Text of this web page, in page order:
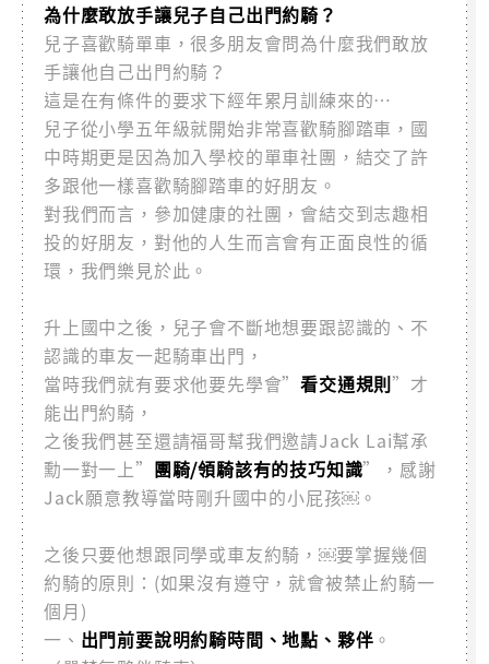
為什麼敢放手讓兒子自己出門約騎？
兒子喜歡騎單車，很多朋友會問為什麼我們敢放
手讓他自己出門約騎？
這是在有條件的要求下經年累月訓練來的…
兒子從小學五年級就開始非常喜歡騎腳踏車，國
中時期更是因為加入學校的單車社團，結交了許
多跟他一樣喜歡騎腳踏車的好朋友。
對我們而言，參加健康的社團，會結交到志趣相
投的好朋友，對他的人生而言會有正面良性的循
環，我們樂見於此。
升上國中之後，兒子會不斷地想要跟認識的、不
認識的車友一起騎車出門，
當時我們就有要求他要先學會”看交通規則”才
能出門約騎，
之後我們甚至還請福哥幫我們邀請Jack Lai幫承
勳一對一上” 團騎/領騎該有的技巧知識”，感謝
Jack願意教導當時剛升國中的小屁孩￼。
之後只要他想跟同學或車友約騎，￼要掌握幾個
約騎的原則：(如果沒有遵守，就會被禁止約騎一
個月)
一、 出門前要說明約騎時間、地點、夥伴 。